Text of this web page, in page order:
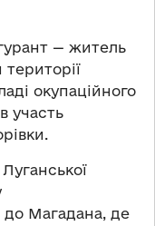
— житель
окупаційного
участь
до Магадана, де